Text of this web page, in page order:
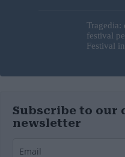
Tragedia:
festival
Festival
Subscribe to our
newsletter